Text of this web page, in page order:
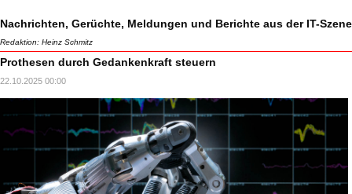
Nachrichten, Gerüchte, Meldungen und Berichte aus der IT-Szene
Redaktion: Heinz Schmitz
Prothesen durch Gedankenkraft steuern
22.10.2025 00:00